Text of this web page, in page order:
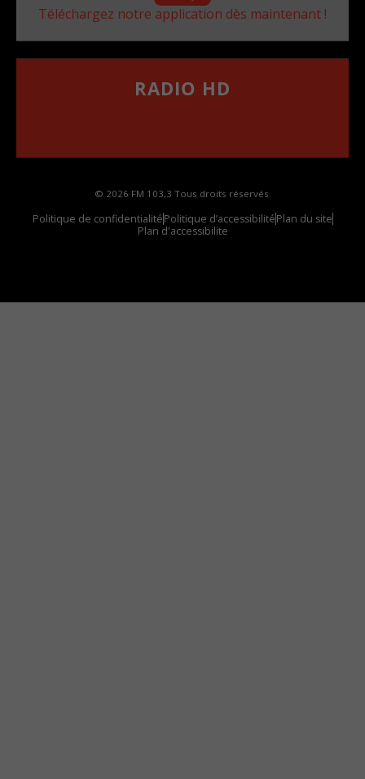
Téléchargez notre application dès maintenant !
RADIO HD
© 2026 FM 103,3 Tous droits réservés.
Politique de confidentialitéPolitique d’accessibilitéPlan du site
Plan d'accessibilite